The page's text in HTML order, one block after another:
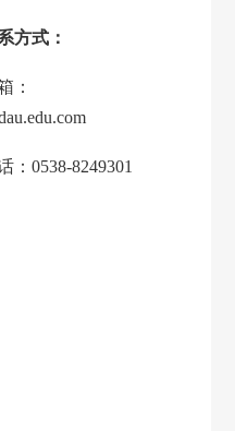
方式：
：
： 0538-8249301